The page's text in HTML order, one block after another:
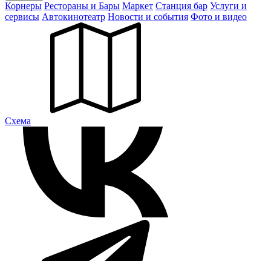
Корнеры Рестораны и Бары Маркет Станция бар Услуги и
сервисы Автокинотеатр Новости и события Фото и видео
Cхема